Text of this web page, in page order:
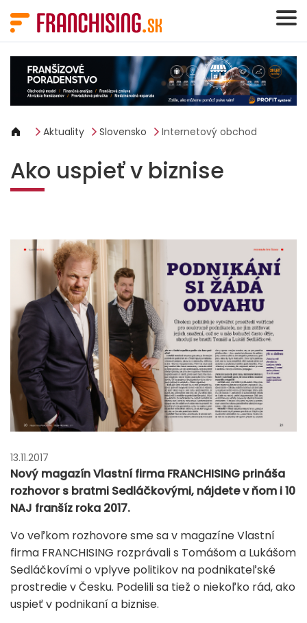
Aktuality Slovensko Internetový obchod
Ako uspieť v biznise
13.11.2017
Nový magazín Vlastní firma FRANCHISING prináša
rozhovor s bratmi Sedláčkovými, nájdete v ňom i 10
NAJ franšíz roka 2017.
Vo veľkom rozhovore sme sa v magazíne Vlastní
firma FRANCHISING rozprávali s Tomášom a Lukášom
Sedláčkovími o vplyve politikov na podnikateľské
prostredie v Česku. Podelili sa tiež o niekoľko rád, ako
uspieť v podnikaní a biznise.